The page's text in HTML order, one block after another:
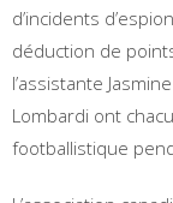
d’incidents
déduction de
l’assistante
Lombardi ont
footballistique